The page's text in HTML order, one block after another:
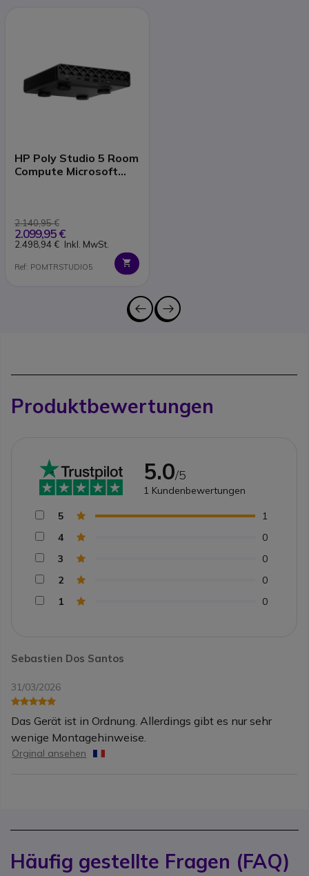
HP Poly Studio 5 Room
Compute Microsoft
2.140,95 €
2.099,95 €
2.498,94 € Inkl. MwSt.
Ref: POMTRSTUDIO5
Produktbewertungen
Sebastien Dos Santos
31/03/2026
Das Gerät ist in Ordnung. Allerdings gibt es nur sehr
wenige Montagehinweise.
Orginal ansehen
5.0/5
1 Kundenbewertungen
5
1
4
0
3
0
2
0
1
0
Häufig gestellte Fragen (FAQ)